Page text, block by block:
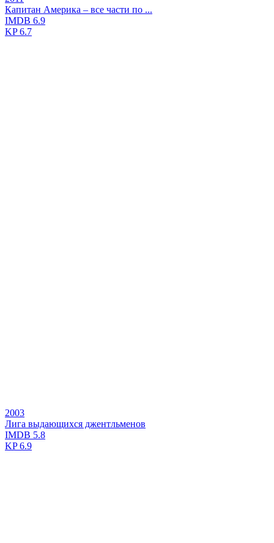
Капитан Америка – все части по ...
IMDB 6.9
KP6.7
2003
Лига выдающихся джентльменов
IMDB 5.8
KP6.9